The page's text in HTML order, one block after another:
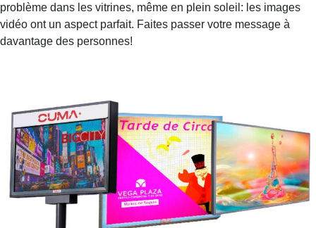
problème dans les vitrines, même en plein soleil: les images
vidéo ont un aspect parfait. Faites passer votre message à
davantage des personnes!